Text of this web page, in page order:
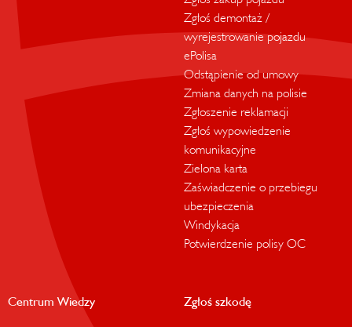
Zgłoś demontaż /
wyrejestrowanie pojazdu
ePolisa
Odstąpienie od umowy
Zmiana danych na polisie
Zgłoszenie reklamacji
Zgłoś wypowiedzenie
komunikacyjne
Zielona karta
Zaświadczenie o przebiegu
ubezpieczenia
Windykacja
Potwierdzenie polisy OC
Centrum Wiedzy Zgłoś szkodę